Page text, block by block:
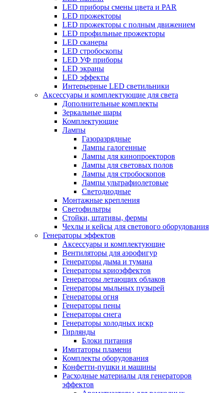
LED приборы смены цвета и PAR
LED прожекторы
LED прожекторы с полным движением
LED профильные прожекторы
LED сканеры
LED стробоскопы
LED УФ приборы
LED экраны
LED эффекты
Интерьерные LED светильники
Аксессуары и комплектующие для света
Дополнительные комплекты
Зеркальные шары
Комплектующие
Лампы
Газоразрядные
Лампы галогенные
Лампы для кинопроекторов
Лампы для световых полов
Лампы для стробоскопов
Лампы ультрафиолетовые
Светодиодные
Монтажные крепления
Светофильтры
Стойки, штативы, фермы
Чехлы и кейсы для светового оборудования
Генераторы эффектов
Аксессуары и комплектующие
Вентиляторы для аэрофигур
Генераторы дыма и тумана
Генераторы криоэффектов
Генераторы летающих облаков
Генераторы мыльных пузырей
Генераторы огня
Генераторы пены
Генераторы снега
Генераторы холодных искр
Гирлянды
Блоки питания
Имитаторы пламени
Комплекты оборудования
Конфетти-пушки и машины
Расходные материалы для генераторов
эффектов